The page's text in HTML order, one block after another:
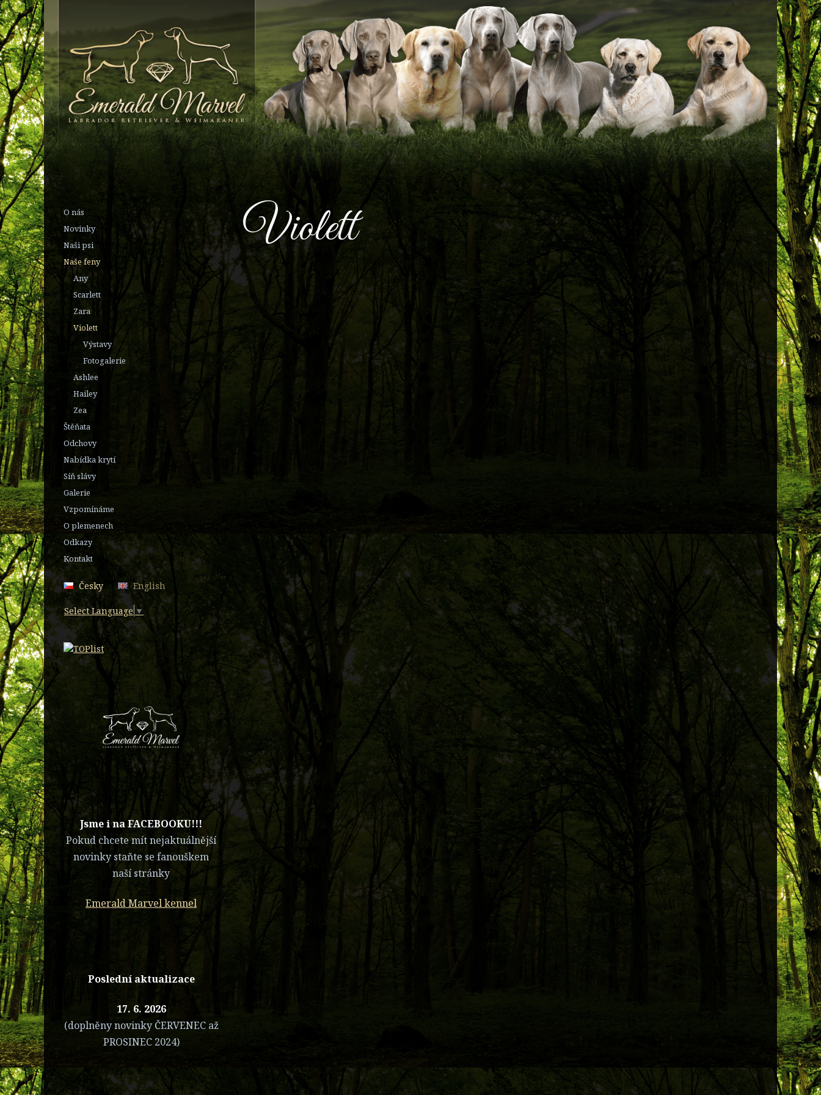
O nás
Novinky
Naši psi
Naše feny
Any
Scarlett
Zara
Violett
Výstavy
Fotogalerie
Ashlee
Hailey
Zea
Štěňata
Odchovy
Nabídka krytí
Síň slávy
Galerie
Vzpomínáme
O plemenech
Odkazy
Kontakt
Česky English
Select Language ▼
​Jsme i na FACEBOOKU!!!
Pokud chcete mít nejaktuálnější
novinky staňte se fanouškem
naší stránky
Emerald Marvel kennel
Poslední aktualizace
17. 6. 2026
(doplněny novinky ČERVENEC až
PROSINEC 2024)
Violett